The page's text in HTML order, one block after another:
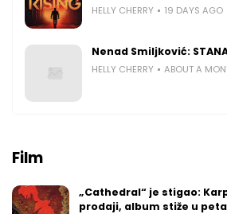
HELLY CHERRY 19 DAYS AGO
Nenad Smiljković:
HELLY CHERRY ABOUT A
Film
„Cathedral“ je stigao:
prodaji, album stiže u